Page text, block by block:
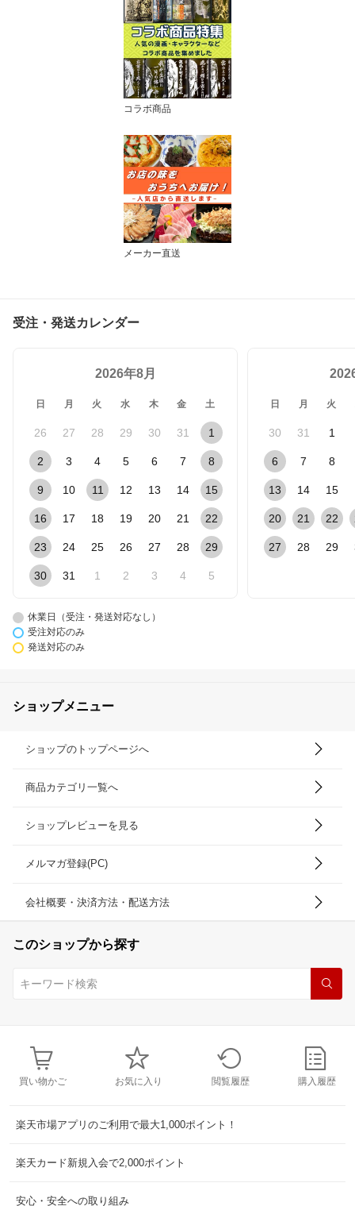
コラボ商品
メーカー直送
受注・発送カレンダー
2026年8月
日 月 火 水 木 金 土
26 27 28 29 30 31 1
2 3 4 5 6 7 8
9 10 11 12 13 14 15
16 17 18 19 20 21 22
23 24 25 26 27 28 29
30 31 1 2 3 4 5
日 月 火
30 31 1
6 7 8
13 14 15
20 21 22
27 28 29
休業日（受注・発送対応なし）
受注対応のみ
発送対応のみ
ショップメニュー
ショップのトップページへ
商品カテゴリ一覧へ
ショップレビューを見る
メルマガ登録(PC)
会社概要・決済方法・配送方法
このショップから探す
買い物かご お気に入り 閲覧履歴 購入履歴
楽天市場アプリのご利用で最大1,000ポイント！
楽天カード新規入会で2,000ポイント
安心・安全への取り組み